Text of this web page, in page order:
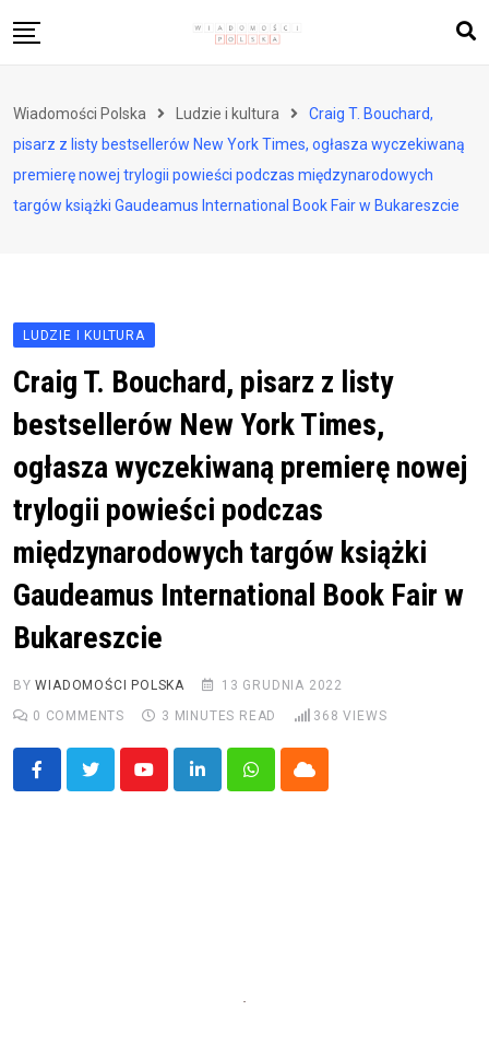
to
Zdrowie i styl życia
Polityka i społeczeństwo
Nauka i technologie
Wiadomości Polska Ludzie i kultura
Craig T. Bouchard,
pisarz z listy bestsellerów New York Times, ogłasza wyczekiwaną
premierę nowej trylogii powieści podczas międzynarodowych
targów książki Gaudeamus International Book Fair w Bukareszcie
LUDZIE I KULTURA
Craig T. Bouchard, pisarz z listy
bestsellerów New York Times,
ogłasza wyczekiwaną premierę nowej
trylogii powieści podczas
międzynarodowych targów książki
Gaudeamus International Book Fair w
Bukareszcie
BYWIADOMOŚCI POLSKA
13 GRUDNIA 2022
0 COMMENTS 3 MINUTES READ 368 VIEWS
YoutubeLinkedInWhatsappCloud